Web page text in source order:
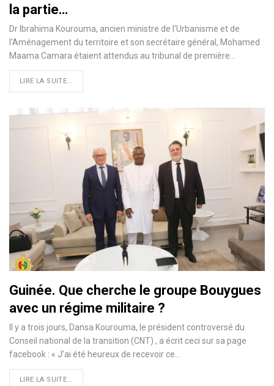
la partie…
Dr Ibrahima Kourouma, ancien ministre de l'Urbanisme et de
l'Aménagement du territoire et son secrétaire général, Mohamed
Maama Camara étaient attendus au tribunal de première…
LIRE LA SUITE...
Guinée. Que cherche le groupe Bouygues
avec un régime militaire ?
Il y a trois jours, Dansa Kourouma, le président controversé du
Conseil national de la transition (CNT) , a écrit ceci sur sa page
facebook : « J’ai été heureux de recevoir ce…
LIRE LA SUITE...